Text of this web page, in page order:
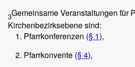
3Gemeinsame Veranstaltungen für
Kirchenbezirksebene sind:
Pfarrkonferenzen (§ 1),
Pfarrkonvente (§ 4),